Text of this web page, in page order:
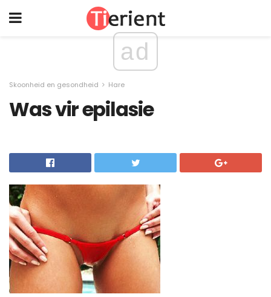
ad
Skoonheid en gesondheid Hare
Was vir epilasie